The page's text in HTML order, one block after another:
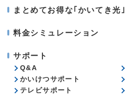
まとめてお得な｢かいてき光｣
料金シミュレーション
サポート
Q&A
かいけつサポート
テレビサポート